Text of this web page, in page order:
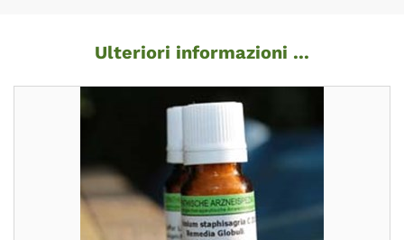
Ulteriori informazioni ...